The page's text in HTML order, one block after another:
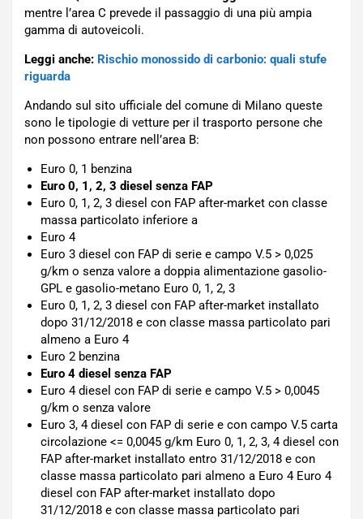
mentre l’area C prevede il passaggio di una più ampia
gamma di autoveicoli.
Leggi anche: Rischio monossido di carbonio: quali stufe
riguarda
Andando sul sito ufficiale del comune di Milano queste
sono le tipologie di vetture per il trasporto persone che
non possono entrare nell’area B:
Euro 0, 1 benzina
Euro 0, 1, 2, 3 diesel senza FAP
Euro 0, 1, 2, 3 diesel con FAP after-market con classe
massa particolato inferiore a
Euro 4
Euro 3 diesel con FAP di serie e campo V.5 > 0,025
g/km o senza valore a doppia alimentazione gasolio-
GPL e gasolio-metano Euro 0, 1, 2, 3
Euro 0, 1, 2, 3 diesel con FAP after-market installato
dopo 31/12/2018 e con classe massa particolato pari
almeno a Euro 4
Euro 2 benzina
Euro 4 diesel senza FAP
Euro 4 diesel con FAP di serie e campo V.5 > 0,0045
g/km o senza valore
Euro 3, 4 diesel con FAP di serie e con campo V.5 carta
circolazione <= 0,0045 g/km Euro 0, 1, 2, 3, 4 diesel con
FAP after-market installato entro 31/12/2018 e con
classe massa particolato pari almeno a Euro 4 Euro 4
diesel con FAP after-market installato dopo
31/12/2018 e con classe massa particolato pari